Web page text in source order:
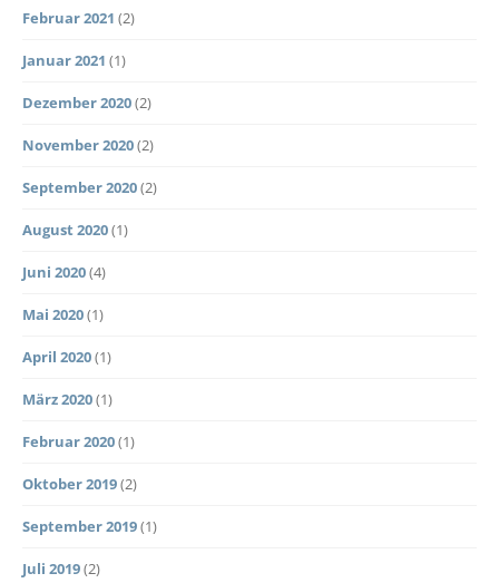
Februar 2021 (2)
Januar 2021 (1)
Dezember 2020(2)
November 2020(2)
September 2020(2)
August 2020(1)
Juni 2020(4)
Mai 2020(1)
April 2020(1)
März 2020(1)
Februar 2020(1)
Oktober 2019(2)
September 2019(1)
Juli 2019(2)